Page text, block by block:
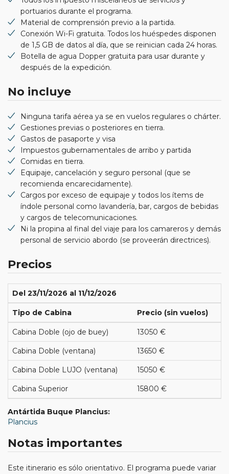
portuarios durante el programa.
Material de comprensión previo a la partida.
Conexión Wi-Fi gratuita. Todos los huéspedes disponen
de 1,5 GB de datos al día, que se reinician cada 24 horas.
Botella de agua Dopper gratuita para usar durante y
después de la expedición.
No incluye
Ninguna tarifa aérea ya se en vuelos regulares o chárter.
Gestiones previas o posteriores en tierra.
Gastos de pasaporte y visa
Impuestos gubernamentales de arribo y partida
Comidas en tierra.
Equipaje, cancelación y seguro personal (que se
recomienda encarecidamente).
Cargos por exceso de equipaje y todos los ítems de
índole personal como lavandería, bar, cargos de bebidas
y cargos de telecomunicaciones.
Ni la propina al final del viaje para los camareros y demás
personal de servicio abordo (se proveerán directrices).
Precios
Del 23/11/2026 al 11/12/2026
Tipo de Cabina Precio (sin vuelos)
Cabina Doble (ojo de buey) 13050 €
Cabina Doble (ventana) 13650 €
Cabina Doble LUJO (ventana) 15050 €
Cabina Superior 15800 €
Antártida Buque Plancius:
Plancius
Notas importantes
Este itinerario es sólo orientativo. El programa puede variar